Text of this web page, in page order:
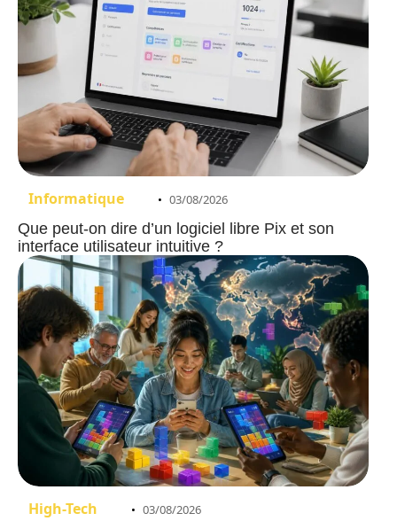
Informatique 03/08/2026
Que peut-on dire d’un logiciel libre Pix et son
interface utilisateur intuitive ?
High-Tech 03/08/2026